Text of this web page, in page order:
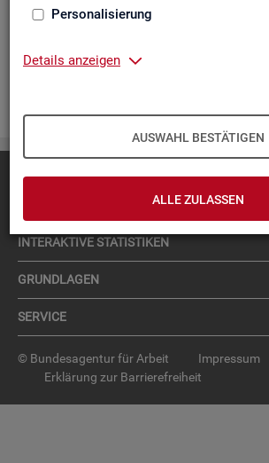
Personalisierung
Details anzeigen
AUSWAHL BESTÄTIGEN
ALLE ZULASSEN
an­de­re Neu­ig­kei­ten aus der Sta­tis­tik.
Die­ser Ser­vice ist selbst­ver­ständ­lich
IN­TER­AK­TI­VE STA­TIS­TI­KEN
GRUND­LA­GEN
SER­VICE
© Bundesagentur für Arbeit Impressum
Erklärung zur Barrierefreiheit